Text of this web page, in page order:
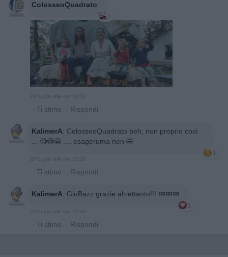
ColosseoQuadrato:
1
· Ti stimo · Rispondi
KalimerA: ColosseoQuadrato beh, non proprio così
... 🧐😳😭 .... esageruma nen 🤣
1
29 Luglio alle ore 12:29
· Ti stimo · Rispondi
KalimerA: GiuBazz grazie altrettanto!!! 💤💤💤
1
29 Luglio alle ore 22:49
· Ti stimo · Rispondi